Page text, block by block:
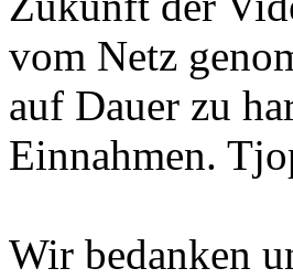
vom Netz
auf Dauer zu
Einnahmen.
Wir bedanken